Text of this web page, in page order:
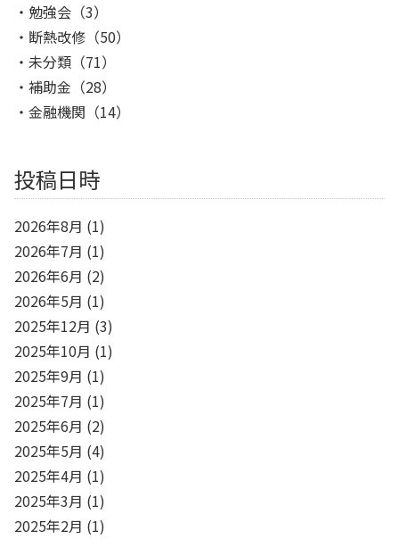
勉強会 （3）
断熱改修 （50）
未分類 （71）
補助金 （28）
金融機関 （14）
投稿日時
2026年8月 (1)
2026年7月 (1)
2026年6月 (2)
2026年5月 (1)
2025年12月 (3)
2025年10月 (1)
2025年9月 (1)
2025年7月 (1)
2025年6月 (2)
2025年5月 (4)
2025年4月 (1)
2025年3月 (1)
2025年2月 (1)